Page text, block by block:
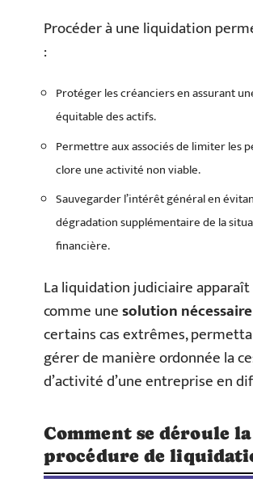
Procéder à une liquidation
:
Protéger les créanciers en assurant
équitable des actifs.
Permettre aux associés de limiter les
clore une activité non viable.
Sauvegarder l’intérêt général en
dégradation supplémentaire de la
financière.
La liquidation judiciaire
comme unesolution nécessaire
certains cas extrêmes,
gérer de manière ordonnée la
d’activité d’une entreprise en
Comment se déroule la
procédure de